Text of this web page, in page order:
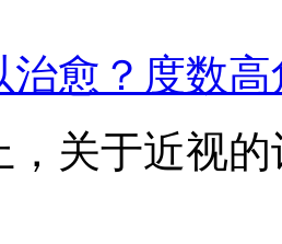
治愈？度数
，关于近视